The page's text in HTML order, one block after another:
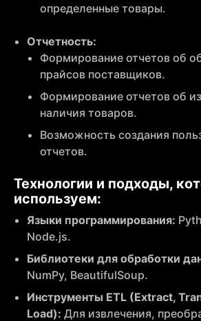
определенные товары.
Отчетность:
Формирование отчетов об
прайсов поставщиков.
Формирование отчетов об
наличия товаров.
Возможность создания
отчетов.
Технологии и подходы,
используем:
Языки программирования:
Node.js.
Библиотеки для обработки
NumPy, BeautifulSoup.
Инструменты ETL (Extract,
Load): Для извлечения,